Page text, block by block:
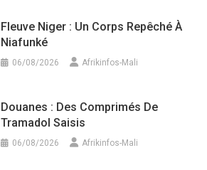
Fleuve Niger : Un Corps Repêché À
Niafunké
06/08/2026 Afrikinfos-Mali
Douanes : Des Comprimés De
Tramadol Saisis
06/08/2026 Afrikinfos-Mali